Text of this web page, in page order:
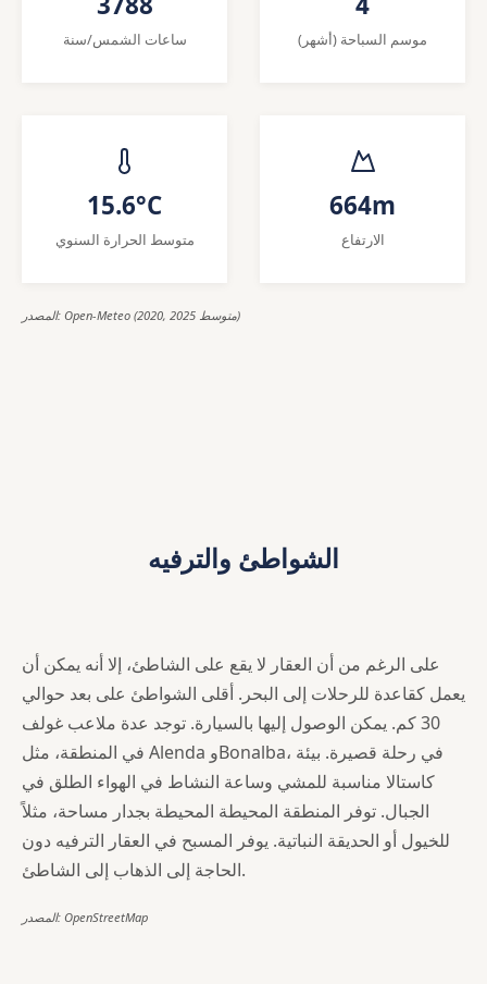
ساعات الشمس/سنة موسم السباحة (أشهر)
15.6°C
متوسط الحرارة السنوي
664m
الارتفاع
المصدر: Open-Meteo (2020, 2025 متوسط)
الشواطئ والترفيه
على الرغم من أن العقار لا يقع على الشاطئ، إلا أنه يمكن أن
يعمل كقاعدة للرحلات إلى البحر. أقلى الشواطئ على بعد حوالي
30 كم. يمكن الوصول إليها بالسيارة. توجد عدة ملاعب غولف
في المنطقة، مثل Alenda وBonalba، في رحلة قصيرة. بيئة
كاستالا مناسبة للمشي وساعة النشاط في الهواء الطلق في
الجبال. توفر المنطقة المحيطة المحيطة بجدار مساحة، مثلاً
للخيول أو الحديقة النباتية. يوفر المسبح في العقار الترفيه دون
الحاجة إلى الذهاب إلى الشاطئ.
المصدر: OpenStreetMap